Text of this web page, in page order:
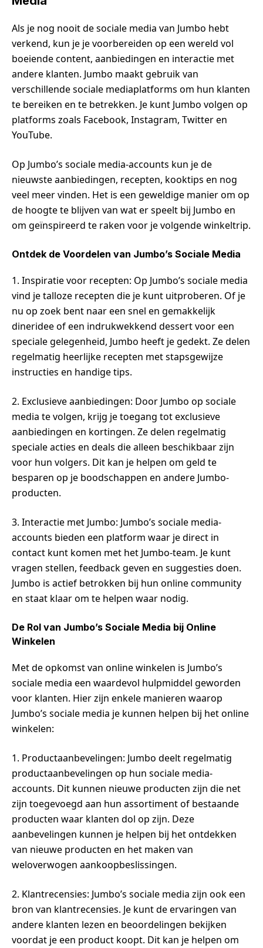
Als je nog nooit de sociale media van Jumbo hebt
verkend, kun je je voorbereiden op een wereld vol
boeiende content, aanbiedingen en interactie met
andere klanten. Jumbo maakt gebruik van
verschillende sociale mediaplatforms om hun klanten
te bereiken en te betrekken. Je kunt Jumbo volgen op
platforms zoals Facebook, Instagram, Twitter en
YouTube.
Op Jumbo’s sociale media-accounts kun je de
nieuwste aanbiedingen, recepten, kooktips en nog
veel meer vinden. Het is een geweldige manier om op
de hoogte te blijven van wat er speelt bij Jumbo en
om geïnspireerd te raken voor je volgende winkeltrip.
Ontdek de Voordelen van Jumbo’s Sociale Media
1. Inspiratie voor recepten: Op Jumbo’s sociale media
vind je talloze recepten die je kunt uitproberen. Of je
nu op zoek bent naar een snel en gemakkelijk
dineridee of een indrukwekkend dessert voor een
speciale gelegenheid, Jumbo heeft je gedekt. Ze delen
regelmatig heerlijke recepten met stapsgewijze
instructies en handige tips.
2. Exclusieve aanbiedingen: Door Jumbo op sociale
media te volgen, krijg je toegang tot exclusieve
aanbiedingen en kortingen. Ze delen regelmatig
speciale acties en deals die alleen beschikbaar zijn
voor hun volgers. Dit kan je helpen om geld te
besparen op je boodschappen en andere Jumbo-
producten.
3. Interactie met Jumbo: Jumbo’s sociale media-
accounts bieden een platform waar je direct in
contact kunt komen met het Jumbo-team. Je kunt
vragen stellen, feedback geven en suggesties doen.
Jumbo is actief betrokken bij hun online community
en staat klaar om te helpen waar nodig.
De Rol van Jumbo’s Sociale Media bij Online
Winkelen
Met de opkomst van online winkelen is Jumbo’s
sociale media een waardevol hulpmiddel geworden
voor klanten. Hier zijn enkele manieren waarop
Jumbo’s sociale media je kunnen helpen bij het online
winkelen:
1. Productaanbevelingen: Jumbo deelt regelmatig
productaanbevelingen op hun sociale media-
accounts. Dit kunnen nieuwe producten zijn die net
zijn toegevoegd aan hun assortiment of bestaande
producten waar klanten dol op zijn. Deze
aanbevelingen kunnen je helpen bij het ontdekken
van nieuwe producten en het maken van
weloverwogen aankoopbeslissingen.
2. Klantrecensies: Jumbo’s sociale media zijn ook een
bron van klantrecensies. Je kunt de ervaringen van
andere klanten lezen en beoordelingen bekijken
voordat je een product koopt. Dit kan je helpen om